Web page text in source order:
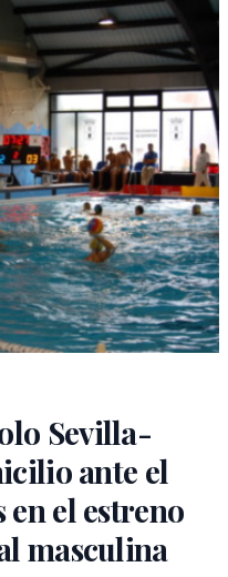
Sevilla-
ante el
en el estreno
masculina